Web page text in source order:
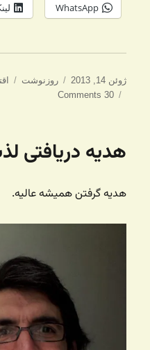
WhatsApp
ارسال
شده
ژوئن 14, 2013 دسته‌ها
روزنوشت
30 Comments
هدیه دریافتی
هدیه گرفتن همیشه عالیه.